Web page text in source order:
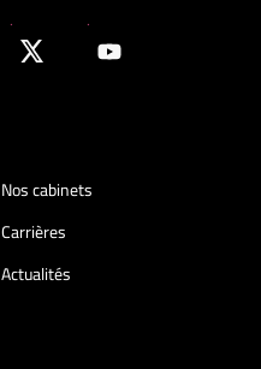
Nos cabinets
Carrières
Actualités